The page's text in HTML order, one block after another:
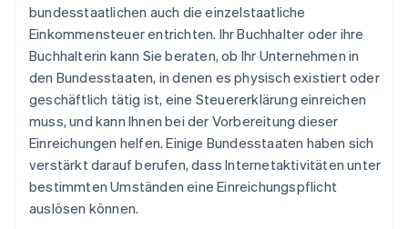
bundesstaatlichen auch die einzelstaatliche
Einkommensteuer entrichten. Ihr Buchhalter oder ihre
Buchhalterin kann Sie beraten, ob Ihr Unternehmen in
den Bundesstaaten, in denen es physisch existiert oder
geschäftlich tätig ist, eine Steuererklärung einreichen
muss, und kann Ihnen bei der Vorbereitung dieser
Einreichungen helfen. Einige Bundesstaaten haben sich
verstärkt darauf berufen, dass Internetaktivitäten unter
bestimmten Umständen eine Einreichungspflicht
auslösen können.